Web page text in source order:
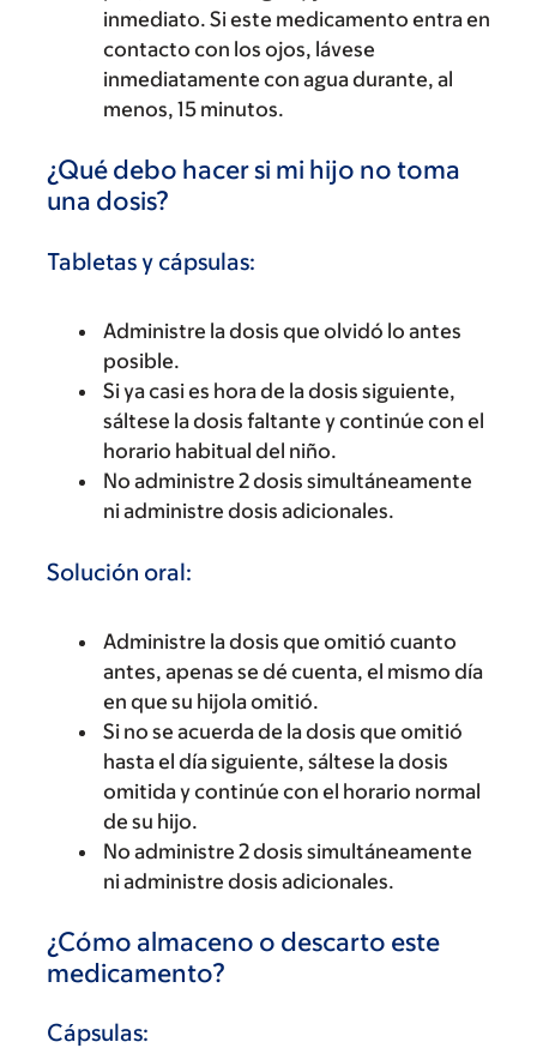
inmediato. Si este medicamento entra en
contacto con los ojos, lávese
inmediatamente con agua durante, al
menos, 15 minutos.
¿Qué debo hacer si mi hijo no toma
una dosis?
Tabletas y cápsulas:
Administre la dosis que olvidó lo antes
posible.
Si ya casi es hora de la dosis siguiente,
sáltese la dosis faltante y continúe con el
horario habitual del niño.
No administre 2 dosis simultáneamente
ni administre dosis adicionales.
Solución oral:
Administre la dosis que omitió cuanto
antes, apenas se dé cuenta, el mismo día
en que su hijola omitió.
Si no se acuerda de la dosis que omitió
hasta el día siguiente, sáltese la dosis
omitida y continúe con el horario normal
de su hijo.
No administre 2 dosis simultáneamente
ni administre dosis adicionales.
¿Cómo almaceno o descarto este
medicamento?
Cápsulas: